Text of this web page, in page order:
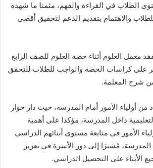
الطلاب في القراءة والفهم، مثمنا ما شهده
والاهتمام بتقديم الدعم لتحقيق أقصى
معمل العلوم أثناء حصة العلوم للصف الرابع
على كراسات الحصة والواجب للطلاب للتحقق
شرح المعلمة.
من أولياء الأمور أمام المدرسة، حيث دار حوار
داخل المدرسة، مؤكدا على أهمية
الأمور في متابعة مستوى أبنائهم الدراسي
مُشيرًا إلى دور الأسرة في تعزيز
الأبناء على التحصيل الدراسي.